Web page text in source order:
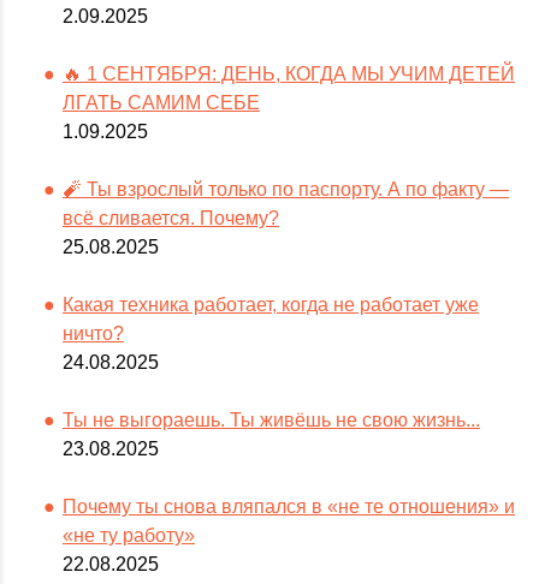
2.09.2025
🔥 1 СЕНТЯБРЯ: ДЕНЬ, КОГДА МЫ УЧИМ ДЕТЕЙ
ЛГАТЬ САМИМ СЕБЕ
1.09.2025
🧨 Ты взрослый только по паспорту. А по факту —
всё сливается. Почему?
25.08.2025
Какая техника работает, когда не работает уже
ничто?
24.08.2025
Ты не выгораешь. Ты живёшь не свою жизнь...
23.08.2025
Почему ты снова вляпался в «не те отношения» и
«не ту работу»
22.08.2025